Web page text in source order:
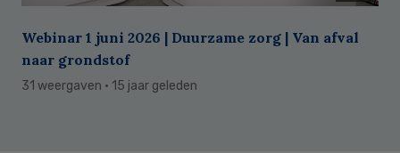
Webinar 1 juni 2026 | Duurzame zorg | Van afval
naar grondstof
31 weergaven · 15 jaar geleden